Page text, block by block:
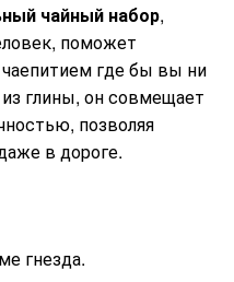
чайный набор,
поможет
где бы вы ни
глины, он совмещает
позволяя
в дороге.
гнезда.